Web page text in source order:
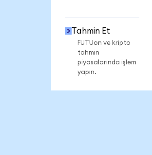
Tahmin Et
FUTUon ve kripto
tahmin
piyasalarında işlem
yapın.